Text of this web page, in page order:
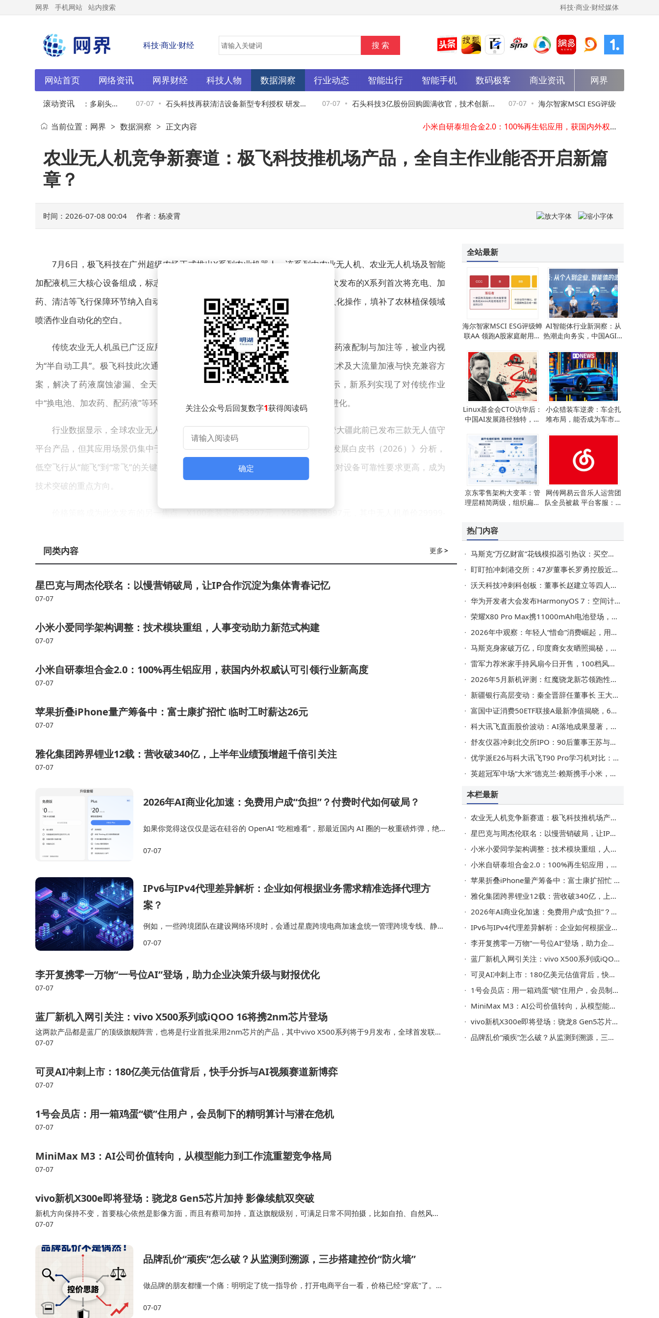
网界 手机网站 站内搜索 科技·商业·财经媒体
科技·商业·财经
网站首页 网络资讯 网界财经 科技人物 数据洞察 行业动态 智能出行 智能手机 数码极客 商业资讯 网界
滚动资讯
获清洁领域专利授权：多刷头协
清洁效能升级
07-07 石头科技再获清洁设备新型专利授权 研发投
资激增助力创新成果井喷
07-07 石头科技3亿股份回购圆满收官，技术创新赋 07-07 海尔智家MSCI ESG评级蝉联AA 领跑A
耐用消费品行业 老板电器并列第一
可灵AI冲刺上市：180亿美元估值背后，快手分拆与AI视频赛道新博弈
星巴克与周杰伦联名：以慢营销破局，让IP合作沉淀为集体青春记忆
小米自研泰坦合金2.0：100%再生铝应用，获国内外权威认可引领行业新高度
星巴克与周杰伦联名：以慢营销破局，让IP合作沉淀为集体青春记忆
当前位置： 网界 > 数据洞察 > 正文内容
农业无人机竞争新赛道：极飞科技推机场产品，全自主作业能否开启新篇
章？
时间：2026-07-08 00:04 作者：杨凌霄
7月6日，极飞科技在广州超级农场正式推出X系列农业机器人，该系列由农业无人机、农业无人机场及智能
加配液机三大核心设备组成，标志着农业无人机向全自主作业迈出关键一步。此次发布的X系列首次将充电、加
药、清洁等飞行保障环节纳入自动化闭环，实现无人机从起飞到降落的全流程无人化操作，填补了农林植保领域
喷洒作业自动化的空白。
传统农业无人机虽已广泛应用，但地面环节仍需人工干预，包括电池更换、药液配制与加注等，被业内视
为“半自动工具”。极飞科技此次通过整合耐腐蚀流体系统、高精度机械对接密封技术及大流量加液与快充兼容方
案，解决了药液腐蚀渗漏、全天候障碍物识别等技术难题。公司创始人彭斌表示，新系列实现了对传统作业
中“换电池、加农药、配药液”等环节的全面替代，推动农业无人机向“空中机器人”进化。
行业数据显示，全球农业无人机市场超75%份额由大疆与极飞科技占据。尽管大疆此前已发布三款无人值守
平台产品，但其应用场景仍集中于巡检、测绘等领域。根据《低空经济基础设施发展白皮书（2026）》分析，
低空飞行从“能飞”到“常飞”的关键在于自动机场的普及，而植保场景因环境复杂性对设备可靠性要求更高，成为
技术突破的重点方向。
价格策略成为此次发布的另一焦点。X100套装定价53997元，X150套装59997元，其中无人机单价29999-
且无起落架设计，老用户无法通过单独购买机场或加配液机升级功能。这一策略与行业价格下探趋势形成对比：
品标准套装指导价48999元，新春优惠价40999元，进一步加剧市场竞争。
盈，农业无人机贡献了绝大部分收入。公司联合创始人龚槚钦展示的产品演变图显示，2015年载重6千克、售价
本敏感的农户接受，仍需市场检验。
护等级与全天候作业能力。极飞科技透露，其研发团队针对这些问题优化了机械密封结构与传感器算法，但农业
关注公众号后回复数字1获得阅读码
确定
更多>
同类内容
星巴克与周杰伦联名：以慢营销破局，让IP合作沉淀为集体青春记忆
07-07
小米小爱同学架构调整：技术模块重组，人事变动助力新范式构建
07-07
小米自研泰坦合金2.0：100%再生铝应用，获国内外权威认可引领行业新高度
07-07
苹果折叠iPhone量产筹备中：富士康扩招忙 临时工时薪达26元
07-07
雅化集团跨界锂业12载：营收破340亿，上半年业绩预增超千倍引关注
07-07
2026年AI商业化加速：免费用户成“负担”？付费时代如何破局？
如果你觉得这仅仅是远在硅谷的 OpenAI “吃相难看”，那最近国内 AI 圈的一枚重磅炸弹，绝
包”，也正式开启了核心功能的…
07-07
IPv6与IPv4代理差异解析：企业如何根据业务需求精准选择代理方
案？
例如，一些跨境团队在建设网络环境时，会通过星鹿跨境电商加速盒统一管理跨境专线、静态
住宅IP资源以及网络环境，并根据不同业务场景合理配置IPv4与IPv6资源，使运营、直播、数
07-07
李开复携零一万物“一号位AI”登场，助力企业决策升级与财报优化
07-07
蓝厂新机入网引关注：vivo X500系列或iQOO 16将携2nm芯片登场
这两款产品都是蓝厂的顶级旗舰阵营，也将是行业首批采用2nm芯片的产品，其中vivo X500系列将于9月发布，全球首发联发
科天玑9600Pro。 骁龙8 Elite Gen6 Pro也是高通首款2nm手机…
07-07
可灵AI冲刺上市：180亿美元估值背后，快手分拆与AI视频赛道新博弈
07-07
1号会员店：用一箱鸡蛋“锁”住用户，会员制下的精明算计与潜在危机
07-07
MiniMax M3：AI公司价值转向，从模型能力到工作流重塑竞争格局
07-07
vivo新机X300e即将登场：骁龙8 Gen5芯片加持 影像续航双突破
新机方向保持不变，首要核心依然是影像方面，而且有蔡司加持，直达旗舰级别，可满足日常不同拍摄，比如自拍、自然风
光、城市建筑、美食分享等，而且AI影像功能更丰富，让拍摄更简单、修图更方便。新机整体续航表现，与v…
07-07
品牌乱价“顽疾”怎么破？从监测到溯源，三步搭建控价“防火墙”
做品牌的朋友都懂一个痛：明明定了统一指导价，打开电商平台一看，价格已经"穿底"了。跨
时间和精力，取证难度直线上升。 控价不是简…
07-07
全站最新
海尔智家MSCI ESG评级蝉
联AA 领跑A股家庭耐用消
一
AI智能体行业新洞察：从
热潮走向务实，中国AGI未
Linux基金会CTO访华后：
中国AI发展路径独特，美
小众猎装车逆袭：车企扎
堆布局，能否成为车市突
京东零售架构大变革：管
理层精简两级，组织扁平
网传网易云音乐人运营团
队全员被裁 平台客服：系
热门内容
马斯克“万亿财富”花钱模拟器引热议：买空显卡仅占零头 火星移民成“烧钱”大项
盯盯拍冲刺港交所：47岁董事长罗勇控股近半 核心团队华为背景深厚
沃天科技冲刺科创板：董事长赵建立等四人控股88%，高管履历亮眼
华为开发者大会发布HarmonyOS 7：空间计算与智能Agent架构引领全场景新体验
荣耀X80 Pro Max携11000mAh电池登场，中端市场续航新标杆来了
2026年中观察：年轻人“惜命”消费崛起，用每一分钱为生命质量投票
马斯克身家破万亿，印度裔女友晒照揭秘，科技巨擘的14娃家庭图景
雷军力荐米家手持风扇今日开售，100档风力随心调，续航便携超实用
2026年5月新机评测：红魔骁龙新芯领跑性能，OPPO ColorOS流畅度再封王
新疆银行高层变动：秦全晋辞任董事长 王大勇辞任副行长 李新平代行董事长职责
富国中证消费50ETF联接A最新净值揭晓，6月10日涨幅达0.95%
科大讯飞直面股价波动：AI落地成果显著，多举措应对解禁挑战
舒友仪器冲刺北交所IPO：90后董事王苏与董事长苏英为母女，各有职场风采
优学派E26与科大讯飞T90 Pro学习机对比：为孩子选对学习好帮手
英超冠军中场“大米”德克兰·赖斯携手小米，共赴YU7惊艳旅程
本栏最新
农业无人机竞争新赛道：极飞科技推机场产品，全自主作业能否开启新篇章？
星巴克与周杰伦联名：以慢营销破局，让IP合作沉淀为集体青春记忆
小米小爱同学架构调整：技术模块重组，人事变动助力新范式构建
小米自研泰坦合金2.0：100%再生铝应用，获国内外权威认可引领行业新高度
苹果折叠iPhone量产筹备中：富士康扩招忙 临时工时薪达26元
雅化集团跨界锂业12载：营收破340亿，上半年业绩预增超千倍引关注
2026年AI商业化加速：免费用户成“负担”？付费时代如何破局？
IPv6与IPv4代理差异解析：企业如何根据业务需求精准选择代理方案？
李开复携零一万物“一号位AI”登场，助力企业决策升级与财报优化
蓝厂新机入网引关注：vivo X500系列或iQOO 16将携2nm芯片登场
可灵AI冲刺上市：180亿美元估值背后，快手分拆与AI视频赛道新博弈
1号会员店：用一箱鸡蛋“锁”住用户，会员制下的精明算计与潜在危机
MiniMax M3：AI公司价值转向，从模型能力到工作流重塑竞争格局
vivo新机X300e即将登场：骁龙8 Gen5芯片加持 影像续航双突破
品牌乱价“顽疾”怎么破？从监测到溯源，三步搭建控价“防火墙”